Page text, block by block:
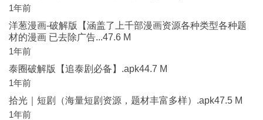
1年前
洋葱漫画-破解版【涵盖了上千部漫画资源各种类型各种题
材的漫画 已去除广告...47.6 M
1年前
泰圈破解版【追泰剧必备】.apk44.7 M
1年前
拾光｜短剧（海量短剧资源，题材丰富多样）.apk47.5 M
1年前